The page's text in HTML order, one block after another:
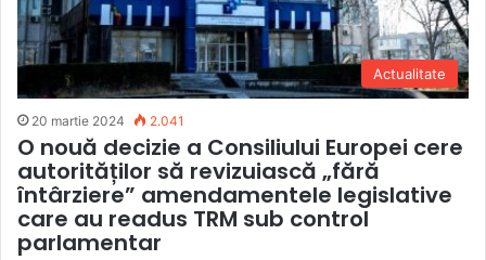
Actualitate
20 martie 2024 2.041
O nouă decizie a Consiliului Europei cere
autorităților să revizuiască „fără
întârziere” amendamentele legislative
care au readus TRM sub control
parlamentar